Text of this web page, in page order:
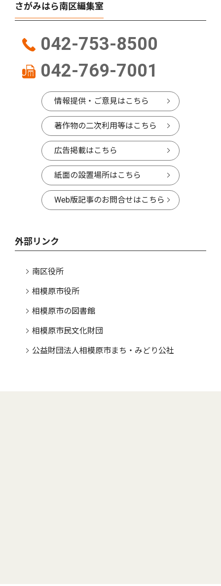
さがみはら南区編集室
042-753-8500
042-769-7001
情報提供・ご意見はこちら
著作物の二次利用等はこちら
広告掲載はこちら
紙面の設置場所はこちら
Web版記事のお問合せはこちら
外部リンク
南区役所
相模原市役所
相模原市の図書館
相模原市民文化財団
公益財団法人相模原市まち・みどり公社